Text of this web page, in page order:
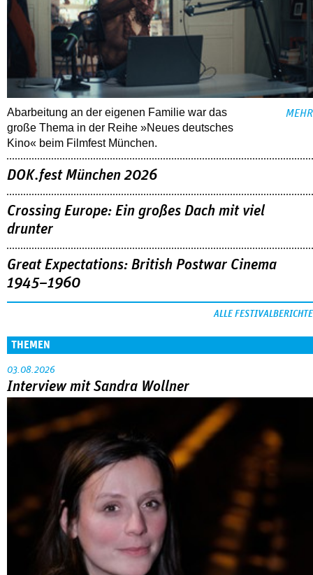
Abarbeitung an der eigenen Familie war das
große Thema in der Reihe »Neues deutsches
Kino« beim Filmfest München.
MEHR
DOK.fest München 2026
Crossing Europe: Ein großes Dach mit viel
drunter
Great Expectations: British Postwar Cinema
1945–1960
ALLE FESTIVALBERICHTE
THEMEN
03.08.2026
Interview mit Sandra Wollner